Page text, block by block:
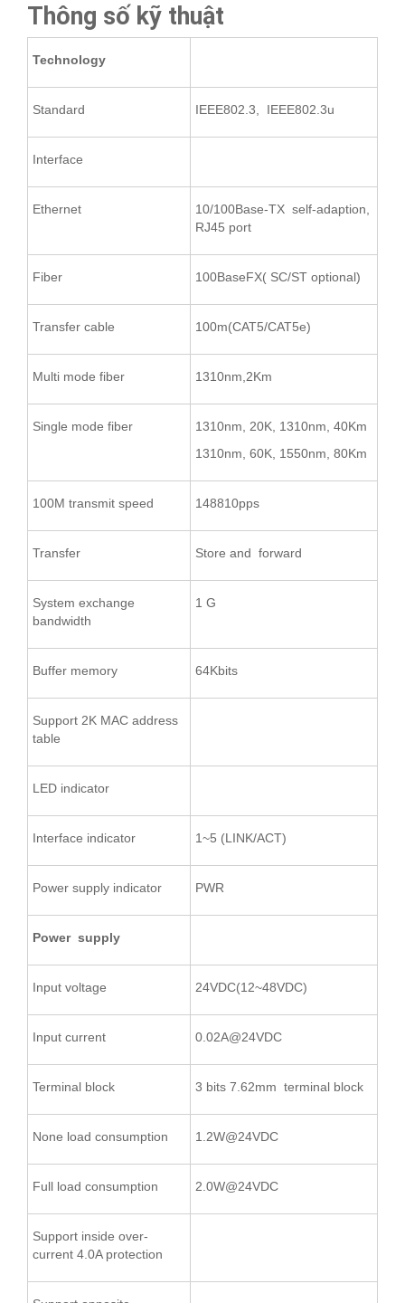
Thông số kỹ thuật
Technology
Standard IEEE802.3, IEEE802.3u
Interface
Ethernet
10/100Base-TX self-adaption,
RJ45 port
Fiber 100BaseFX( SC/ST optional)
Transfer cable 100m(CAT5/CAT5e)
Multi mode fiber 1310nm,2Km
Single mode fiber
1310nm, 20K, 1310nm, 40Km
1310nm, 60K, 1550nm, 80Km
100M transmit speed 148810pps
Transfer Store and forward
System exchange
bandwidth
1 G
Buffer memory 64Kbits
Support 2K MAC address
table
LED indicator
Interface indicator 1~5 (LINK/ACT)
Power supply indicator PWR
Power supply
Input voltage 24VDC(12~48VDC)
Input current 0.02A@24VDC
Terminal block 3 bits 7.62mm terminal block
None load consumption 1.2W@24VDC
Full load consumption 2.0W@24VDC
Support inside over-
current 4.0A protection